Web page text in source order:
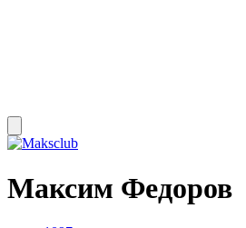
Максим Федоров